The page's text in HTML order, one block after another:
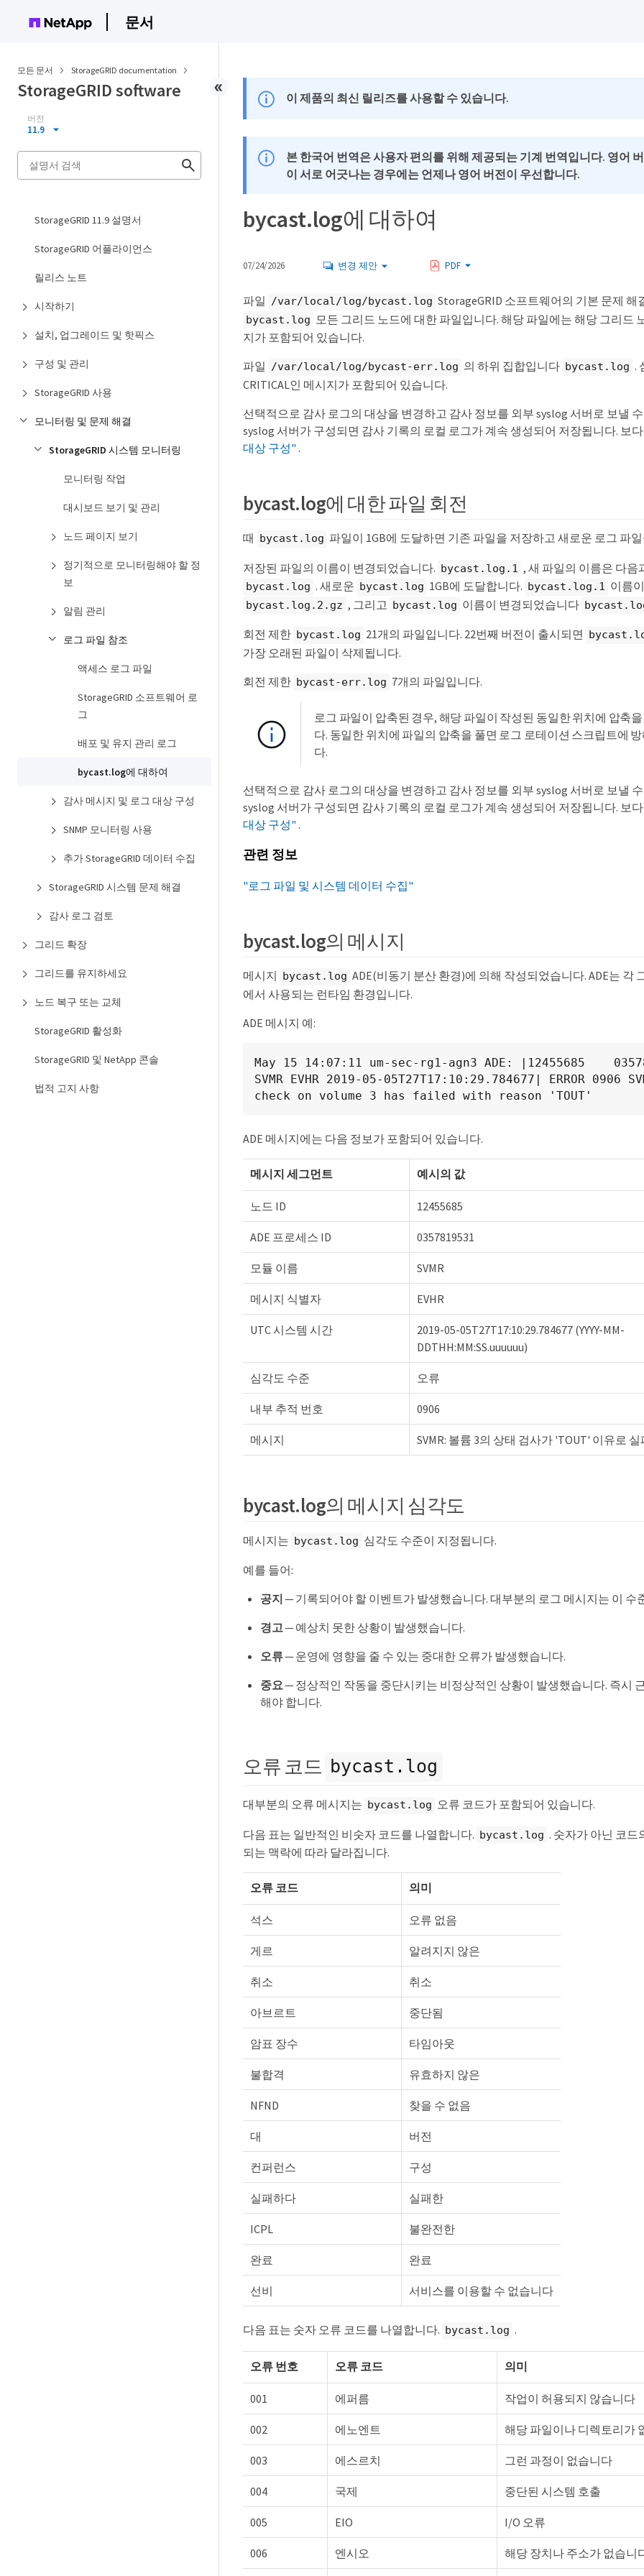
문서
모든 문서 StorageGRID documentation
StorageGRID software
버전
11.9
StorageGRID 11.9 설명서
StorageGRID 어플라이언스
릴리스 노트
시작하기
설치, 업그레이드 및 핫픽스
구성 및 관리
StorageGRID 사용
모니터링 및 문제 해결
StorageGRID 시스템 모니터링
모니터링 작업
대시보드 보기 및 관리
노드 페이지 보기
정기적으로 모니터링해야 할 정
보
알림 관리
로그 파일 참조
액세스 로그 파일
StorageGRID 소프트웨어 로
그
배포 및 유지 관리 로그
bycast.log에 대하여
감사 메시지 및 로그 대상 구성
SNMP 모니터링 사용
추가 StorageGRID 데이터 수집
StorageGRID 시스템 문제 해결
감사 로그 검토
그리드 확장
그리드를 유지하세요
노드 복구 또는 교체
StorageGRID 활성화
StorageGRID 및 NetApp 콘솔
법적 고지 사항
이 제품의 최신 릴리즈를 사용할 수 있습니다.
본 한국어 번역은 사용자 편의를 위해 제공되는 기계 번역입니다. 영어
이 서로 어긋나는 경우에는 언제나 영어 버전이 우선합니다.
bycast.log에 대하여
07/24/2026 변경 제안 PDF
파일 /var/local/log/bycast.log StorageGRID 소프트웨어의 기본 문제 해
bycast.log
모든 그리드 노드에 대한 파일입니다. 해당 파일에는 해당 그리드
지가 포함되어 있습니다.
파일 /var/local/log/bycast-err.log 의 하위 집합입니다 bycast.log .
CRITICAL인 메시지가 포함되어 있습니다.
선택적으로 감사 로그의 대상을 변경하고 감사 정보를 외부 syslog 서버로 보낼
syslog 서버가 구성되면 감사 기록의 로컬 로그가 계속 생성되어 저장됩니다. 보다
대상 구성" .
bycast.log에 대한 파일 회전
때 bycast.log 파일이 1GB에 도달하면 기존 파일을 저장하고 새로운 로그 파
저장된 파일의 이름이 변경되었습니다. bycast.log.1 , 새 파일의 이름은 다음
bycast.log . 새로운 bycast.log 1GB에 도달합니다. bycast.log.1 이름
bycast.log.2.gz , 그리고 bycast.log 이름이 변경되었습니다
회전 제한 bycast.log 21개의 파일입니다. 22번째 버전이 출시되면
가장 오래된 파일이 삭제됩니다.
회전 제한 bycast-err.log 7개의 파일입니다.
로그 파일이 압축된 경우, 해당 파일이 작성된 동일한 위치에 압축
다. 동일한 위치에 파일의 압축을 풀면 로그 로테이션 스크립트에
다.
선택적으로 감사 로그의 대상을 변경하고 감사 정보를 외부 syslog 서버로 보낼
syslog 서버가 구성되면 감사 기록의 로컬 로그가 계속 생성되어 저장됩니다. 보다
대상 구성" .
관련 정보
"로그 파일 및 시스템 데이터 수집"
bycast.log의 메시지
메시지 bycast.log ADE(비동기 분산 환경)에 의해 작성되었습니다. ADE는 각
에서 사용되는 런타임 환경입니다.
ADE 메시지 예:
May 15 14:07:11 um-sec-rg1-agn3 ADE: |12455685
SVMR EVHR 2019-05-05T27T17:10:29.784677| ERROR 0906
check on volume 3 has failed with reason 'TOUT'
ADE 메시지에는 다음 정보가 포함되어 있습니다.
메시지 세그먼트 예시의 값
노드 ID 12455685
ADE 프로세스 ID 0357819531
모듈 이름 SVMR
메시지 식별자 EVHR
UTC 시스템 시간
2019-05-05T27T17:10:29.784677 (YYYY-MM-
DDTHH:MM:SS.uuuuuu)
심각도 수준 오류
내부 추적 번호 0906
메시지 SVMR: 볼륨 3의 상태 검사가 'TOUT' 이유로
bycast.log의 메시지 심각도
메시지는 bycast.log 심각도 수준이 지정됩니다.
예를 들어:
공지 — 기록되어야 할 이벤트가 발생했습니다. 대부분의 로그 메시지는 이 수
경고— 예상치 못한 상황이 발생했습니다.
오류— 운영에 영향을 줄 수 있는 중대한 오류가 발생했습니다.
중요— 정상적인 작동을 중단시키는 비정상적인 상황이 발생했습니다. 즉시
해야 합니다.
오류 코드 bycast.log
대부분의 오류 메시지는 bycast.log 오류 코드가 포함되어 있습니다.
다음 표는 일반적인 비숫자 코드를 나열합니다. bycast.log . 숫자가 아닌 코드
되는 맥락에 따라 달라집니다.
오류 코드 의미
석스 오류 없음
게르 알려지지 않은
취소 취소
아브르트 중단됨
암표 장수 타임아웃
불합격 유효하지 않은
NFND 찾을 수 없음
대 버전
컨퍼런스 구성
실패하다 실패한
ICPL 불완전한
완료 완료
선비 서비스를 이용할 수 없습니다
다음 표는 숫자 오류 코드를 나열합니다. bycast.log .
오류 번호 오류 코드 의미
001 에퍼름 작업이 허용되지 않습니다
002 에노엔트 해당 파일이나 디렉토리가
003 에스르치 그런 과정이 없습니다
004 국제 중단된 시스템 호출
005 EIO I/O 오류
006 엔시오 해당 장치나 주소가 없습니